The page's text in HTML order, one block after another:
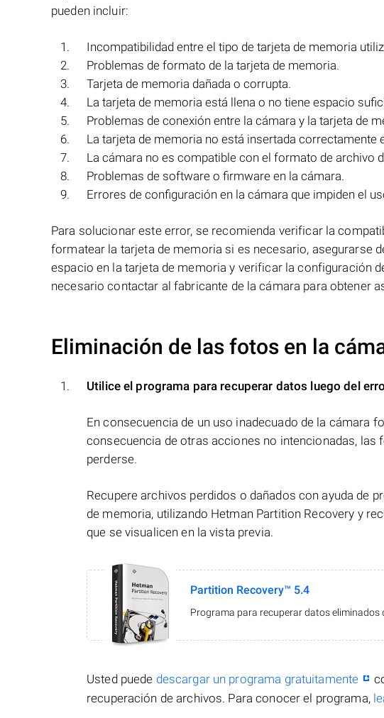
pueden incluir:
Incompatibilidad entre el tipo de tarjeta de memoria
Problemas de formato de la tarjeta de memoria.
Tarjeta de memoria dañada o corrupta.
La tarjeta de memoria está llena o no tiene espacio
Problemas de conexión entre la cámara y la tarjeta de
La tarjeta de memoria no está insertada correctamente
La cámara no es compatible con el formato de archivo
Problemas de software o firmware en la cámara.
Errores de configuración en la cámara que impiden el
Para solucionar este error, se recomienda verificar la
formatear la tarjeta de memoria si es necesario, asegurarse
espacio en la tarjeta de memoria y verificar la configuración
necesario contactar al fabricante de la cámara para obtener
Eliminación de las fotos en la
Utilice el programa para recuperar datos luego del
En consecuencia de un uso inadecuado de la cámara
consecuencia de otras acciones no intencionadas, las
perderse.
Recupere archivos perdidos o dañados con ayuda de
de memoria, utilizando Hetman Partition Recovery y
que se visualicen en la vista previa.
Partition Recovery™ 5.4
Programa para recuperar datos eliminados
Usted puede descargar un programa gratuitamente
recuperación de archivos. Para conocer el programa,